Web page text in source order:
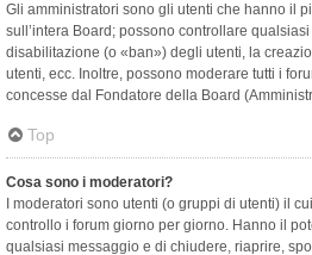
Gli amministratori sono gli utenti che hanno il
sull’intera Board; possono controllare
disabilitazione (o «ban») degli utenti, la
utenti, ecc. Inoltre, possono moderare tutti i
concesse dal Fondatore della Board
Top
Cosa sono i moderatori?
I moderatori sono utenti (o gruppi di utenti) il
controllo i forum giorno per giorno. Hanno il
qualsiasi messaggio e di chiudere, riaprire,